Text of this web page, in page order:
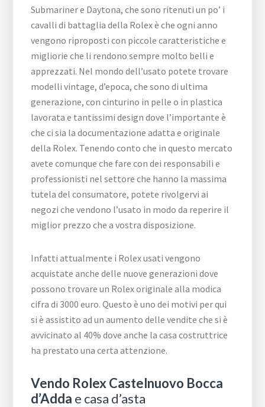
Submariner e Daytona, che sono ritenuti un po’ i
cavalli di battaglia della Rolex è che ogni anno
vengono riproposti con piccole caratteristiche e
migliorie che li rendono sempre molto belli e
apprezzati. Nel mondo dell’usato potete trovare
modelli vintage, d’epoca, che sono di ultima
generazione, con cinturino in pelle o in plastica
lavorata e tantissimi design dove l’importante è
che ci sia la documentazione adatta e originale
della Rolex. Tenendo conto che in questo mercato
avete comunque che fare con dei responsabili e
professionisti nel settore che hanno la massima
tutela del consumatore, potete rivolgervi ai
negozi che vendono l’usato in modo da reperire il
miglior prezzo che a vostra disposizione.
Infatti attualmente i Rolex usati vengono
acquistate anche delle nuove generazioni dove
possono trovare un Rolex originale alla modica
cifra di 3000 euro. Questo è uno dei motivi per qui
si è assistito ad un aumento delle vendite che si è
avvicinato al 40% dove anche la casa costruttrice
ha prestato una certa attenzione.
Vendo Rolex Castelnuovo Bocca
d’Adda e casa d’asta